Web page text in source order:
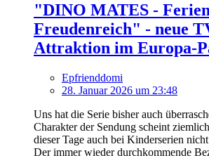
"DINO MATES -
Freudenreich" - neue
Attraktion im Europa-
Epfrienddomi
28. Januar 2026 um 23:48
Uns hat die Serie bisher auch
Charakter der Sendung scheint
dieser Tage auch bei Kinderserien
Der immer wieder durchkommende